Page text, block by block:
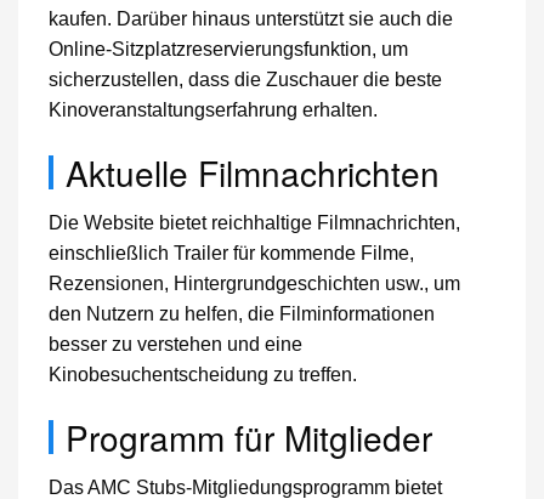
kaufen. Darüber hinaus unterstützt sie auch die
Online-Sitzplatzreservierungsfunktion, um
sicherzustellen, dass die Zuschauer die beste
Kinoveranstaltungserfahrung erhalten.
Aktuelle Filmnachrichten
Die Website bietet reichhaltige Filmnachrichten,
einschließlich Trailer für kommende Filme,
Rezensionen, Hintergrundgeschichten usw., um
den Nutzern zu helfen, die Filminformationen
besser zu verstehen und eine
Kinobesuchentscheidung zu treffen.
Programm für Mitglieder
Das AMC Stubs-Mitgliedungsprogramm bietet